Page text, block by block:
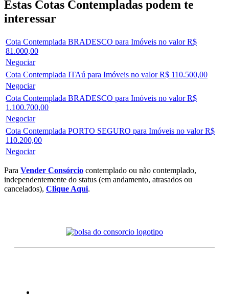
Estas Cotas Contempladas podem te
interessar
Cota Contemplada BRADESCO para Imóveis no valor R$
81.000,00
Negociar
Cota Contemplada ITAú para Imóveis no valor R$ 110.500,00
Negociar
Cota Contemplada BRADESCO para Imóveis no valor R$
1.100.700,00
Negociar
Cota Contemplada PORTO SEGURO para Imóveis no valor R$
110.200,00
Negociar
Para Vender Consórcio contemplado ou não contemplado,
independentemente do status (em andamento, atrasados ou
cancelados), Clique Aqui.